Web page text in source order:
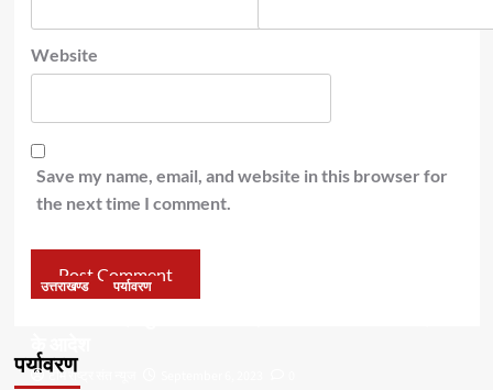
Website
Save my name, email, and website in this browser for
the next time I comment.
पर्यावरण
उत्तराखण्ड पर्यावरण
के आदेश
टीम राष्ट्र संत न्यूज